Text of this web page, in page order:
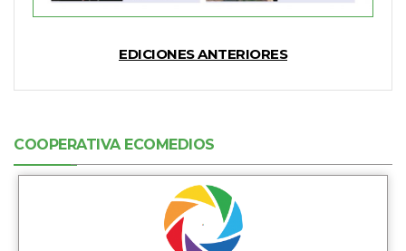
EDICIONES ANTERIORES
COOPERATIVA ECOMEDIOS